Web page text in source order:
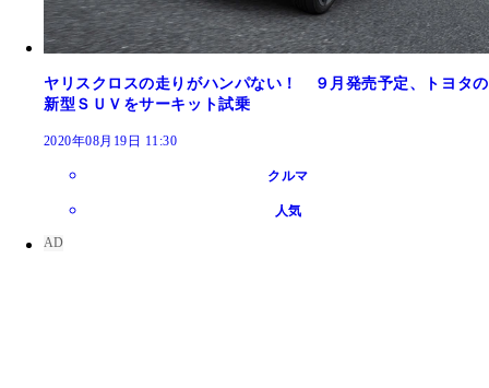
ヤリスクロスの走りがハンパない！ ９月発売予定、トヨタの
新型ＳＵＶをサーキット試乗
2020年08月19日 11:30
クルマ
人気